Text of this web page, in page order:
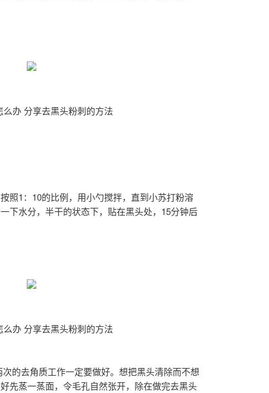
么办 分享去黑头粉刺的方法
照1：10的比例，用小勺搅拌，直到小苏打粉溶
下水分，半干的状态下，贴在黑头处，15分钟后
么办 分享去黑头粉刺的方法
的去角质工作一定要做好。想把黑头清除而不想
先蒸一蒸面，令毛孔自然张开，除在做完去黑头